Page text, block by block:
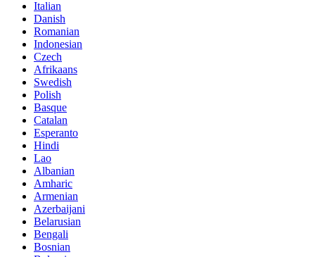
Italian
Danish
Romanian
Indonesian
Czech
Afrikaans
Swedish
Polish
Basque
Catalan
Esperanto
Hindi
Lao
Albanian
Amharic
Armenian
Azerbaijani
Belarusian
Bengali
Bosnian